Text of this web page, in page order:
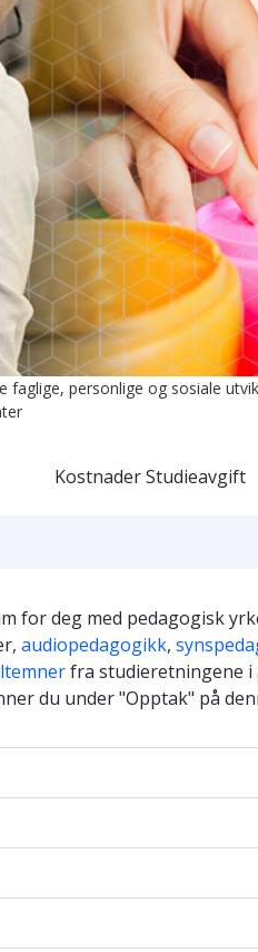
personlige og sosiale
KostnaderStudieavgift
for deg med pedagogisk
audiopedagogikk,
fra studieretningene
du under "Opptak" på